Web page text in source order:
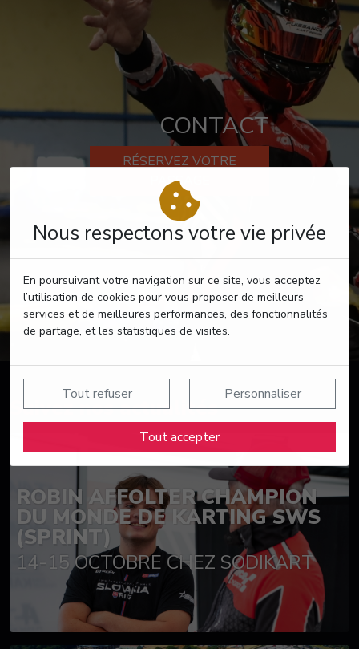
Nous respectons votre vie privée
En poursuivant votre navigation sur ce site, vous acceptez
l’utilisation de cookies pour vous proposer de meilleurs
services et de meilleures performances, des fonctionnalités
de partage, et les statistiques de visites.
Tout refuser Personnaliser
Tout accepter
CONTACT
RÉSERVEZ VOTRE
PASSAGE
Suivez nos actualités
ROBIN AFFOLTER CHAMPION
DU MONDE DE KARTING SWS
(SPRINT)
14-15 OCTOBRE CHEZ SODIKART